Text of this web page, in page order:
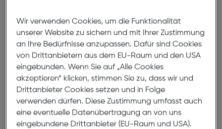
Fertiglesebrille Clip LH100 schwarz
€ 19,95
100% Optiker
Wir verwenden Cookies, um die Funktionalität
unserer Website zu sichern und mit Ihrer Zustimmung
an Ihre Bedürfnisse anzupassen. Dafür sind Cookies
von Drittanbietern aus dem EU-Raum und den USA
eingebunden. Wenn Sie auf „Alle Cookies
akzeptieren“ klicken, stimmen Sie zu, dass wir und
Drittanbieter Cookies setzen und in Folge
verwenden dürfen. Diese Zustimmung umfasst auch
eine eventuelle Datenübertragung an von uns
eingebundene Drittanbieter (EU-Raum und USA).